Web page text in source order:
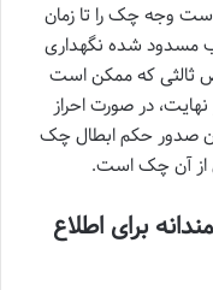
وجه چک را تا زمان
مسدود شده نگهداری
ثالثی که ممکن است
در صورت احراز
صدور حکم ابطال چک
از آن چک است.
هوشمندانه برای اطلاع